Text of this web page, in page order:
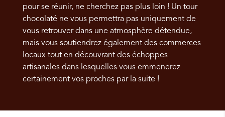
pour se réunir, ne cherchez pas plus loin ! Un tour
chocolaté ne vous permettra pas uniquement de
vous retrouver dans une atmosphère détendue,
mais vous soutiendrez également des commerces
locaux tout en découvrant des échoppes
artisanales dans lesquelles vous emmenerez
certainement vos proches par la suite !